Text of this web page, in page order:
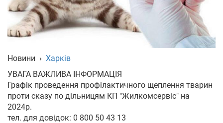
Новини › Харків
УВАГА ВАЖЛИВА ІНФОРМАЦІЯ
Графік проведення профілактичного щеплення тварин
проти сказу по дільницям КП "Жилкомсервіс" на
2024р.
тел. для довідок: 0 800 50 43 13